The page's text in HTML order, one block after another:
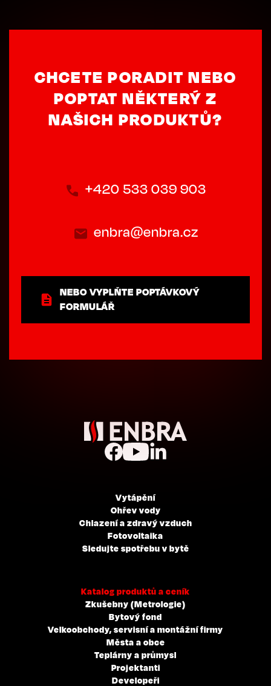
CHCETE PORADIT NEBO
POPTAT NĚKTERÝ Z
NAŠICH PRODUKTŮ?
+420 533 039 903
enbra@enbra.cz
NEBO VYPLŇTE POPTÁVKOVÝ
FORMULÁŘ
Vytápění
Ohřev vody
Chlazení a zdravý vzduch
Fotovoltaika
Sledujte spotřebu v bytě
Katalog produktů a ceník
Zkušebny (Metrologie)
Bytový fond
Velkoobchody, servisní a montážní firmy
Města a obce
Teplárny a průmysl
Projektanti
Developeři